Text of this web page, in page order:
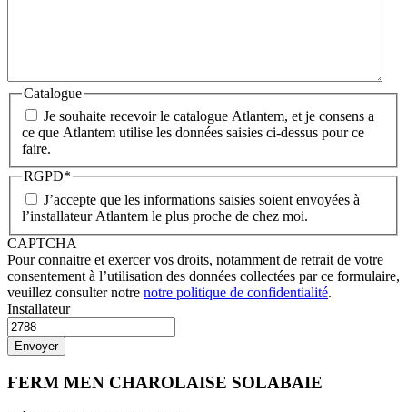
Catalogue
Je souhaite recevoir le catalogue Atlantem, et je consens a
ce que Atlantem utilise les données saisies ci-dessus pour ce
faire.
RGPD*
J’accepte que les informations saisies soient envoyées à
l’installateur Atlantem le plus proche de chez moi.
CAPTCHA
Pour connaitre et exercer vos droits, notamment de retrait de votre
consentement à l’utilisation des données collectées par ce formulaire,
veuillez consulter notre notre politique de confidentialité.
Installateur
FERM MEN CHAROLAISE SOLABAIE